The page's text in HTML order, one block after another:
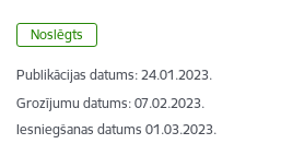
Noslēgts
Publikācijas datums: 24.01.2023.
Grozījumu datums: 07.02.2023.
Iesniegšanas datums 01.03.2023.